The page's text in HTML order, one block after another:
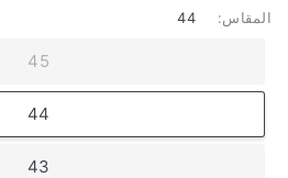
المقاس: 44
45
44
43